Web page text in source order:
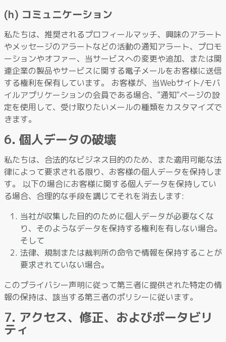
(h) コミュニケーション
私たちは、推奨されるプロフィールマッチ、興味のアラート
やメッセージのアラートなどの活動の通知アラート、プロモ
ーションやオファー、当サービスへの変更や追加、または関
連企業の製品やサービスに関する電子メールをお客様に送信
する権利を保有しています。 お客様が、当Webサイト/モバ
イルアプリケーションの会員である場合、"通知"ページの設
定を使用して、受け取りたいメールの種類をカスタマイズで
きます。
6. 個人データの破壊
私たちは、合法的なビジネス目的のため、また適用可能な法
律によって要求される限り、お客様の個人データを保持しま
す。 以下の場合にお客様に関する個人データを保持してい
る場合、合理的な手段を講じてそれを消去します:
当社が収集した目的のために個人データが必要なくな
り、そのようなデータを保持する権利を有しない場合。
そして
法律、規制または裁判所の命令で情報を保持することが
要求されていない場合。
このプライバシー声明に従って第三者に提供された特定の情
報の保持は、該当する第三者のポリシーに従います。
7. アクセス、修正、およびポータビリ
ティ